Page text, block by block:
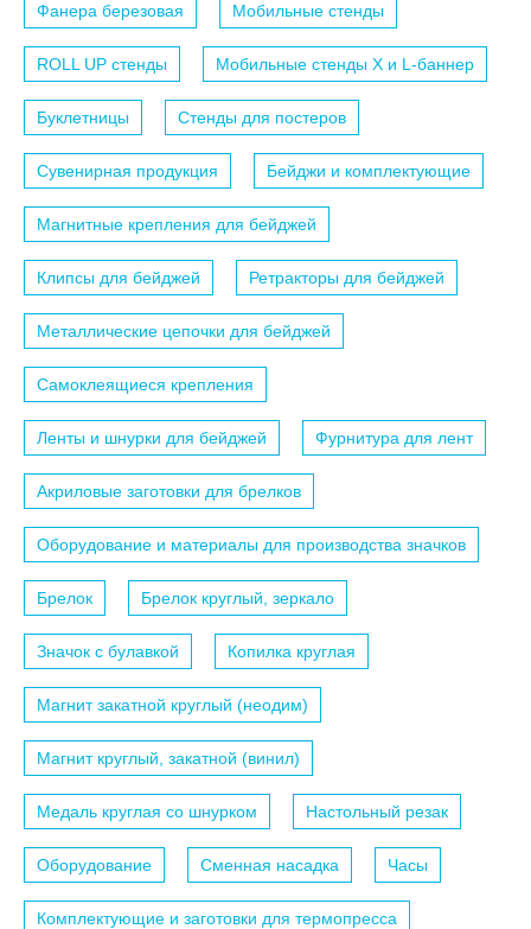
Фанера березовая Мобильные стенды
ROLL UP стенды Мобильные стенды X и L-баннер
Буклетницы Стенды для постеров
Сувенирная продукция Бейджи и комплектующие
Магнитные крепления для бейджей
Клипсы для бейджей Ретракторы для бейджей
Металлические цепочки для бейджей
Самоклеящиеся крепления
Ленты и шнурки для бейджей Фурнитура для лент
Акриловые заготовки для брелков
Оборудование и материалы для производства значков
Брелок Брелок круглый, зеркало
Значок с булавкой Копилка круглая
Магнит закатной круглый (неодим)
Магнит круглый, закатной (винил)
Медаль круглая со шнурком Настольный резак
Оборудование Сменная насадка Часы
Комплектующие и заготовки для термопресса